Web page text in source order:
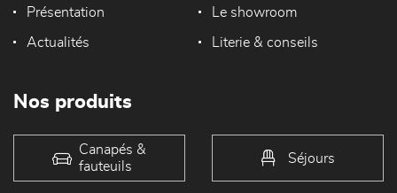
Présentation Le showroom
Actualités Literie & conseils
Nos produits
Canapés &
fauteuils
Séjours